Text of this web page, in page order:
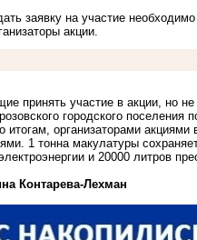
заявку на участие
акции.
принять участие в акции, но
городского
итогам, организаторами
1 тонна макулатуры
и 20000 литров
Контарева-Лехман